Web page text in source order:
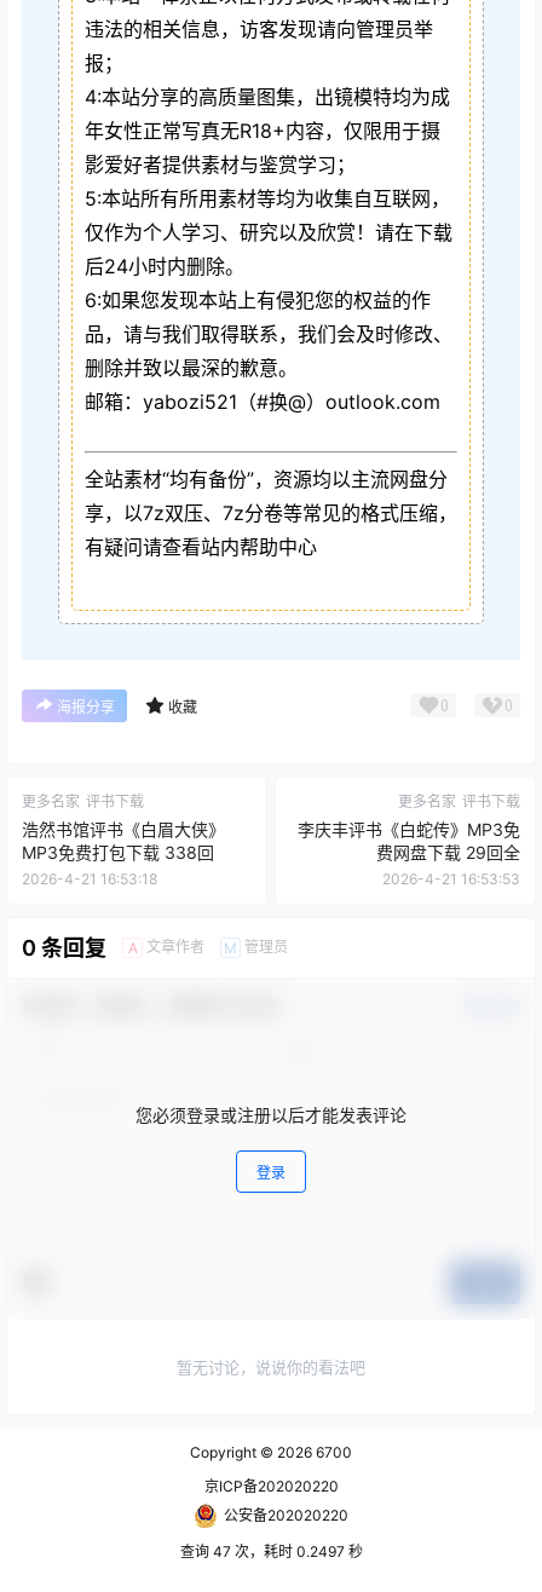
违法的相关信息，访客发现请向管理员举
报；
4:本站分享的高质量图集，出镜模特均为成
年女性正常写真无R18+内容，仅限用于摄
影爱好者提供素材与鉴赏学习；
5:本站所有所用素材等均为收集自互联网，
仅作为个人学习、研究以及欣赏！请在下载
后24小时内删除。
6:如果您发现本站上有侵犯您的权益的作
品，请与我们取得联系，我们会及时修改、
删除并致以最深的歉意。
邮箱：yabozi521（#换@）outlook.com
全站素材“均有备份”，资源均以主流网盘分
享，以7z双压、7z分卷等常见的格式压缩，
有疑问请查看站内帮助中心
海报分享 收藏 0 0
更多名家 评书下载
浩然书馆评书《白眉大侠》
MP3免费打包下载 338回
2026-4-21 16:53:18
更多名家 评书下载
李庆丰评书《白蛇传》MP3免
费网盘下载 29回全
2026-4-21 16:53:53
0 条回复 A 文章作者 M 管理员
您必须登录或注册以后才能发表评论
登录
暂无讨论，说说你的看法吧
Copyright © 2026 6700
京ICP备202020220
公安备202020220
查询 47 次，耗时 0.2497 秒